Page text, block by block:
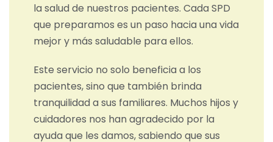
la salud de nuestros pacientes. Cada SPD
que preparamos es un paso hacia una vida
mejor y más saludable para ellos.
Este servicio no solo beneficia a los
pacientes, sino que también brinda
tranquilidad a sus familiares. Muchos hijos y
cuidadores nos han agradecido por la
ayuda que les damos, sabiendo que sus